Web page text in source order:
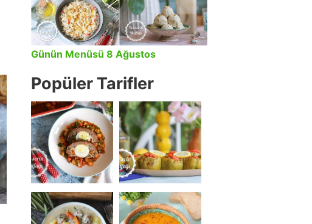
Günün Menüsü 8 Ağustos
Popüler Tarifler